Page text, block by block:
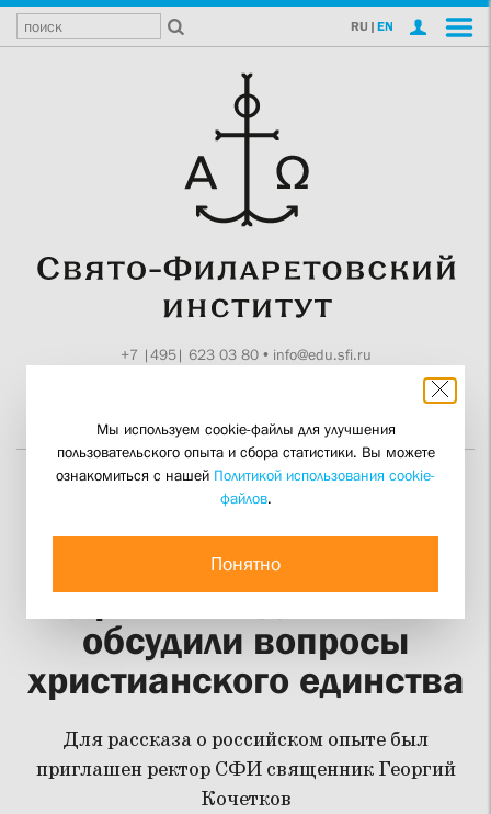
RU | EN
+7 |495| 623 03 80• info@edu.sfi.ru
В Мюнхене
представители
церковных движений
обсудили вопросы
христианского единства
Для рассказа о российском опыте был
приглашен ректор СФИ священник Георгий
Кочетков
Мы используем cookie-файлы для улучшения
пользовательского опыта и сбора статистики. Вы можете
ознакомиться с нашей Политикой использования cookie-
файлов.
Понятно